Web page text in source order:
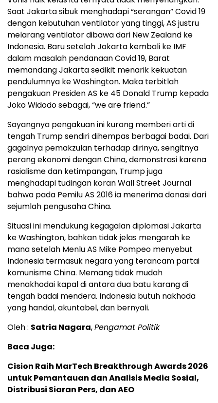
Saat Jakarta sibuk menghadapi “serangan” Covid 19
dengan kebutuhan ventilator yang tinggi, AS justru
melarang ventilator dibawa dari New Zealand ke
Indonesia. Baru setelah Jakarta kembali ke IMF
dalam masalah pendanaan Covid 19, Barat
memandang Jakarta sedikit menarik kekuatan
pendulumnya ke Washington. Maka terbitlah
pengakuan Presiden AS ke 45 Donald Trump kepada
Joko Widodo sebagai, “we are friend.”
Sayangnya pengakuan ini kurang memberi arti di
tengah Trump sendiri dihempas berbagai badai. Dari
gagalnya pemakzulan terhadap dirinya, sengitnya
perang ekonomi dengan China, demonstrasi karena
rasialisme dan ketimpangan, Trump juga
menghadapi tudingan koran Wall Street Journal
bahwa pada Pemilu AS 2016 ia menerima donasi dari
sejumlah pengusaha China.
Situasi ini mendukung kegagalan diplomasi Jakarta
ke Washington, bahkan tidak jelas mengarah ke
mana setelah Menlu AS Mike Pompeo menyebut
Indonesia termasuk negara yang terancam partai
komunisme China. Memang tidak mudah
menakhodai kapal di antara dua batu karang di
tengah badai mendera. Indonesia butuh nakhoda
yang handal, akuntabel, dan bernyali.
Oleh : Satria Nagara,Pengamat Politik
Baca Juga:
Cision Raih MarTech Breakthrough Awards 2026
untuk Pemantauan dan Analisis Media Sosial,
Distribusi Siaran Pers, dan AEO